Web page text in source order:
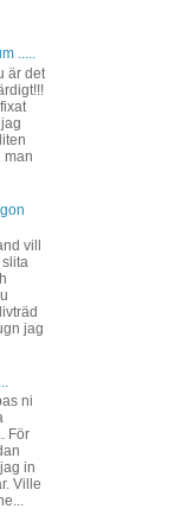
.....
är det
man
vill
jag
ni
För
in
Ville